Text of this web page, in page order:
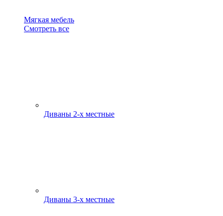
Мягкая мебель
Смотреть все
Диваны 2-х местные
Диваны 3-х местные